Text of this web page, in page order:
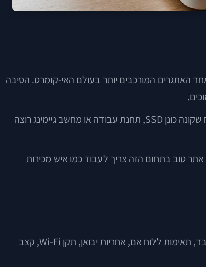
האתגרים המורכבים יותר בעולם האי-קומרס. הסיבה
מי שמקים חנות דיגיטלית בתחום הזה לא מוכר רק “מחשב נייד” או “כרטיס מסך”. הוא מוכר התאמה, אמינות, זמינות ושקט נפשי. לקוח שקונה כונן SSD, תחנת עבודה או מחשב גיימינג רוצה
טוב בתחום הזה צריך לעבוד כמו איש מכירות
חנות אופנה יכולה להסתמך על תמונה טובה, מחיר ותיאור קצר. בתחום המחשבים זה לא מספיק. לקוחות מחפשים נפח זיכרון, סוג מעבד, תאימות ללוח אם, אחריות יבואן, תקן Wi-Fi, קצב